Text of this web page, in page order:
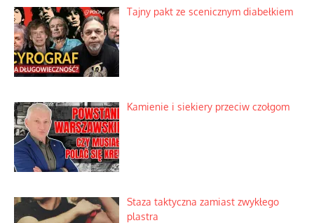
Tajny pakt ze scenicznym diabełkiem
Kamienie i siekiery przeciw czołgom
Staza taktyczna zamiast zwykłego
plastra